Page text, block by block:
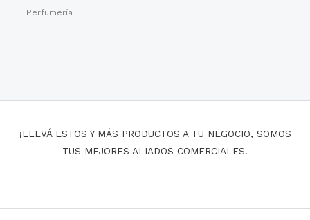
Perfumería
¡LLEVÁ ESTOS Y MÁS PRODUCTOS A TU NEGOCIO, SOMOS
TUS MEJORES ALIADOS COMERCIALES!